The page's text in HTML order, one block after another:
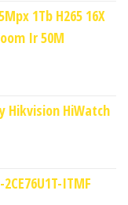
1Tb H265 16X
Ir 50M
Hikvision HiWatch
ITMF